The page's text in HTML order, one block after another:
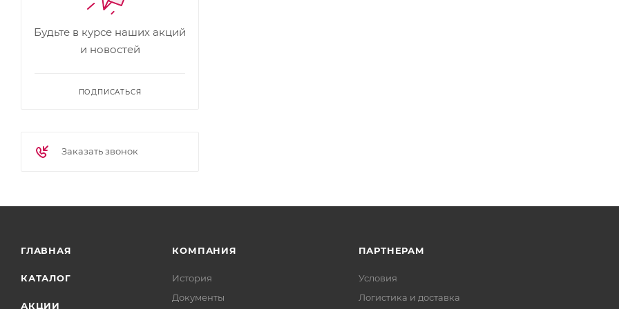
Будьте в курсе наших акций
и новостей
ПОДПИСАТЬСЯ
Заказать звонок
ГЛАВНАЯ
КАТАЛОГ
АКЦИИ
КОМПАНИЯ
История
Документы
ПАРТНЕРАМ
Условия
Логистика и доставка